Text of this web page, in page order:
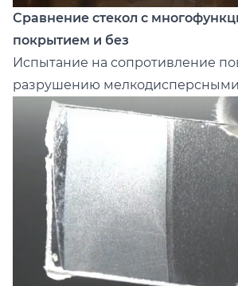
Сравнение стекол с
покрытием и без
Испытание на сопротивление
разрушению